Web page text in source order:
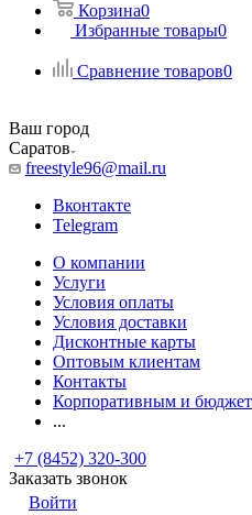
Корзина0
Избранные товары0
Сравнение товаров0
Ваш город
Саратов
freestyle96@mail.ru
Вконтакте
Telegram
О компании
Услуги
Условия оплаты
Условия доставки
Дисконтные карты
Оптовым клиентам
Контакты
Корпоративным и
...
+7 (8452) 320-300
Заказать звонок
Войти